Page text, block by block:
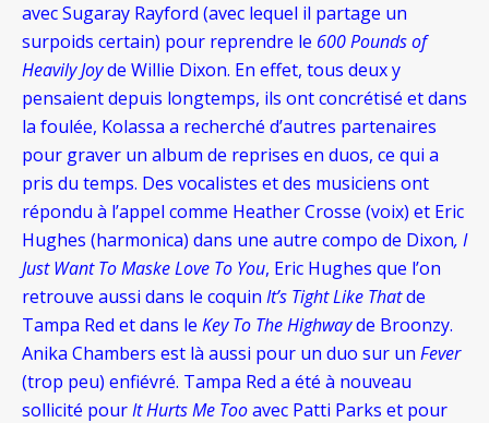
avec Sugaray Rayford (avec lequel il partage un
surpoids certain) pour reprendre le 600 Pounds of
Heavily Joyde Willie Dixon. En effet, tous deux y
pensaient depuis longtemps, ils ont concrétisé et dans
la foulée, Kolassa a recherché d’autres partenaires
pour graver un album de reprises en duos, ce qui a
pris du temps. Des vocalistes et des musiciens ont
répondu à l’appel comme Heather Crosse (voix) et Eric
Hughes (harmonica) dans une autre compo de Dixon, I
Just Want To Maske Love To You, Eric Hughes que l’on
retrouve aussi dans le coquin It’s Tight Like Thatde
Tampa Red et dans le Key To The Highwayde Broonzy.
Anika Chambers est là aussi pour un duo sur un Fever
(trop peu) enfiévré. Tampa Red a été à nouveau
sollicité pourIt Hurts Me Tooavec Patti Parks et pour